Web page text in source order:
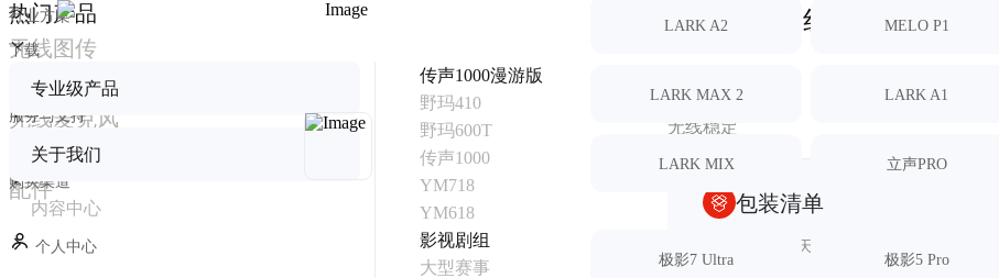
热门产品
无线图传
通话系统
无线麦克风
直播相机
配件
LARK A2 MELO P1
LARK MAX 2 LARK A1
LARK MIX 立声PRO
极影7 Ultra 极影5 Pro
行业方案
专业级产品
行业解决方案
传声1000漫游版
野玛410
野玛600T
传声1000
YM718
YM618
影视剧组
大型赛事
探索发现
关于我们
内容中心
下载
服务与支持
购买渠道
个人中心
双频长板天线
小巧双频
无线稳定
包装清单
双频长板天线 * 1